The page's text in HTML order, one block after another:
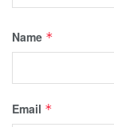
Name *
Email *